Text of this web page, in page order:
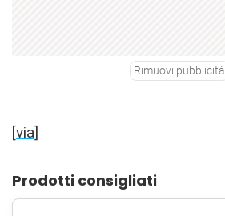
Rimuovi pubblicità
[via]
Prodotti consigliati